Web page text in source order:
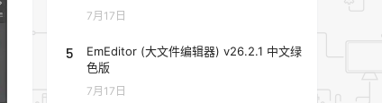
7月17日
5
EmEditor (大文件编辑器) v26.2.1 中文绿
色版
7月17日